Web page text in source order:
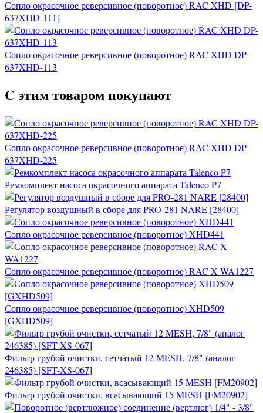
Сопло окрасочное реверсивное (поворотное) RAC XHD [DP-
637XHD-111]
Сопло окрасочное реверсивное (поворотное) RAC XHD DP-
637XHD-113
C этим товаром покупают
Сопло окрасочное реверсивное (поворотное) RAC XHD DP-
637XHD-225
Ремкомплект насоса окрасочного аппарата Talenco P7
Регулятор воздушный в сборе для PRO-281 NARE [28400]
Сопло окрасочное реверсивное (поворотное) XHD441
Сопло окрасочное реверсивное (поворотное) RAC X WA1227
Сопло окрасочное реверсивное (поворотное) XHD509
[GXHD509]
Фильтр грубой очистки, сетчатый 12 MESH, 7/8" (аналог
246385) [SFT-XS-067]
Фильтр грубой очистки, всасывающий 15 MESH [FM20902]